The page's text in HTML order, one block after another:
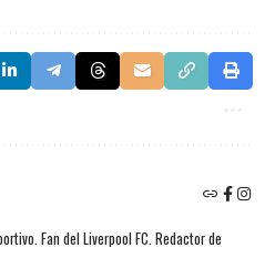
Fan del Liverpool FC. Redactor de